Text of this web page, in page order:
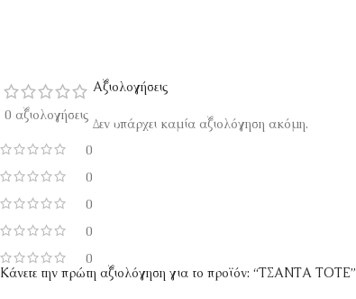
0 αξιολογήσεις
0
0
0
0
0
Αξιολογήσεις
Δεν υπάρχει καμία αξιολόγηση ακόμη.
Κάνετε την πρώτη αξιολόγηση για το προϊόν: “ΤΣΑΝΤΑ ΤΟΤΕ”